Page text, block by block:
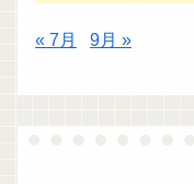
« 7月 9月 »